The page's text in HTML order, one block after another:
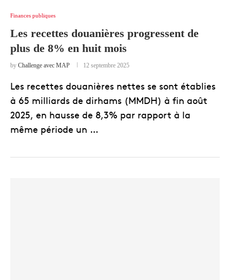
Finances publiques
Les recettes douanières progressent de
plus de 8% en huit mois
by Challenge avec MAP 12 septembre 2025
Les recettes douanières nettes se sont établies
à 65 milliards de dirhams (MMDH) à fin août
2025, en hausse de 8,3% par rapport à la
même période un …